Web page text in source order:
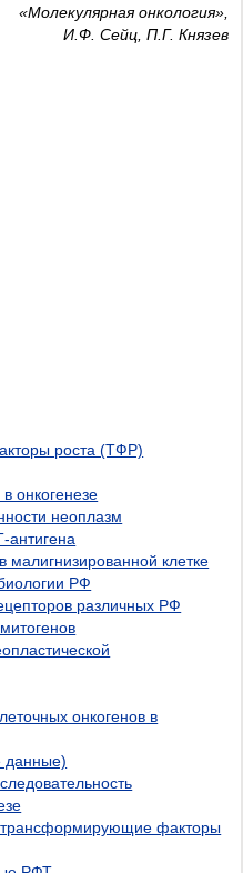
«Молекулярная онкология»,
И.Ф. Сейц, П.Г. Князев
роста (ТФР)
онкогенезе
неоплазм
антигена
клетке
РФ
различных РФ
онкогенов в
данные)
трансформирующие факторы